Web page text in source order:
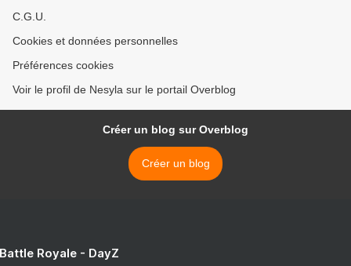
C.G.U.
Cookies et données personnelles
Préférences cookies
Voir le profil de Nesyla sur le portail Overblog
Créer un blog sur Overblog
Créer un blog
Royale - DayZ